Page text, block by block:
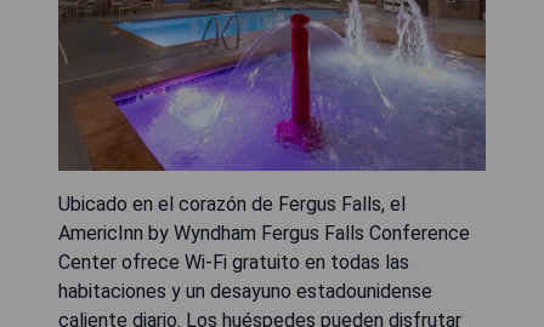
Ubicado en el corazón de Fergus Falls, el
AmericInn by Wyndham Fergus Falls Conference
Center ofrece Wi-Fi gratuito en todas las
habitaciones y un desayuno estadounidense
caliente diario. Los huéspedes pueden disfrutar